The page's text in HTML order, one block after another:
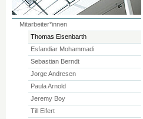
Mitarbeiter*innen
Thomas Eisenbarth
Esfandiar Mohammadi
Sebastian Berndt
Jorge Andresen
Paula Arnold
Jeremy Boy
Till Eifert